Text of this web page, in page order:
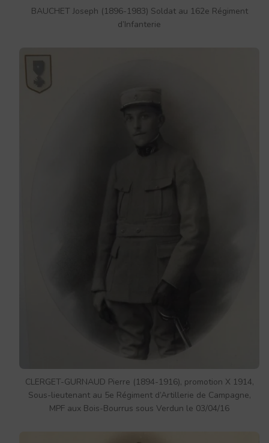
BAUCHET Joseph (1896-1983) Soldat au 162e Régiment
d’Infanterie
CLERGET-GURNAUD Pierre (1894-1916), promotion X 1914,
Sous-lieutenant au 5e Régiment d’Artillerie de Campagne,
MPF aux Bois-Bourrus sous Verdun le 03/04/16